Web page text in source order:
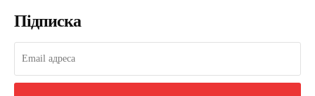
Підписка